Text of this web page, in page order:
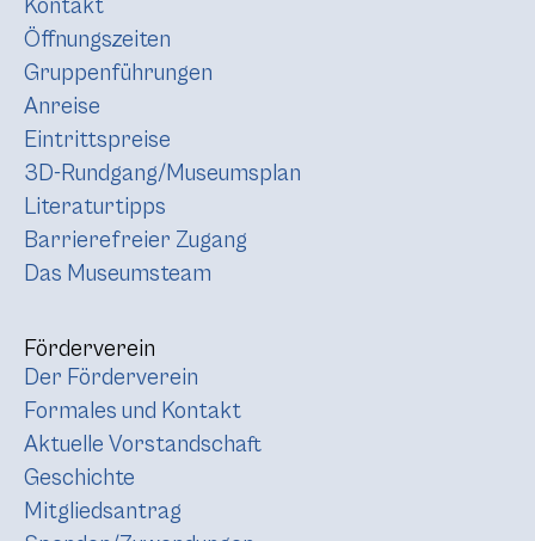
Kontakt
Öffnungszeiten
Gruppenführungen
Anreise
Eintrittspreise
3D-Rundgang/Museumsplan
Literaturtipps
Barrierefreier Zugang
Das Museumsteam
Förderverein
Der Förderverein
Formales und Kontakt
Aktuelle Vorstandschaft
Geschichte
Mitgliedsantrag